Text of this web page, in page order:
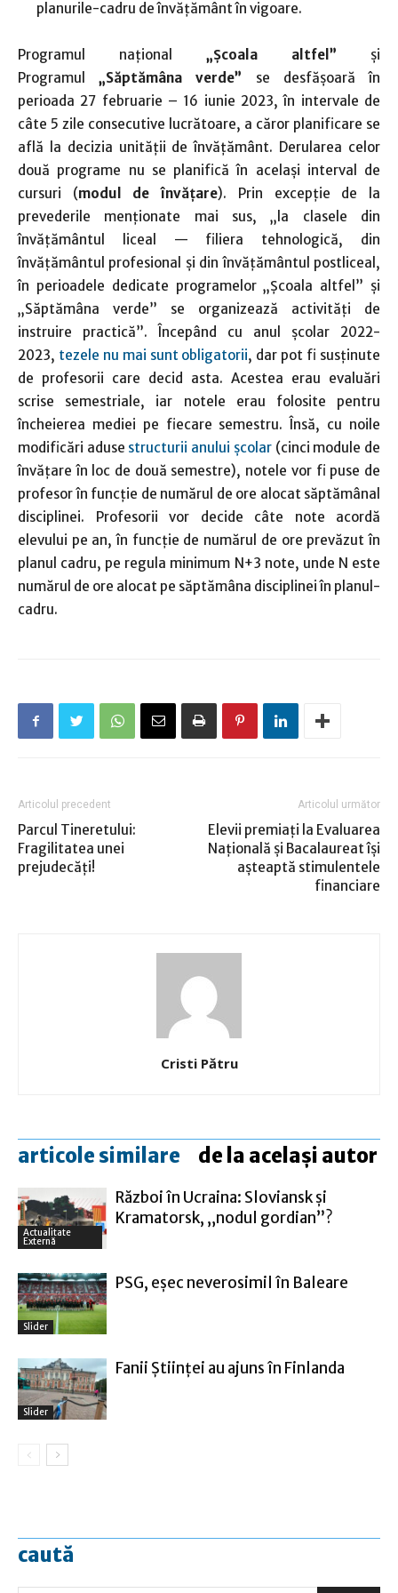
planurile-cadru de învățământ în vigoare.
Programul național „Școala altfel” și
Programul„Săptămâna verde” se desfășoară în
perioada 27 februarie – 16 iunie 2023, în intervale de
câte 5 zile consecutive lucrătoare, a căror planificare se
află la decizia unității de învățământ. Derularea celor
două programe nu se planifică în același interval de
cursuri (modul de învățare). Prin excepție de la
prevederile menționate mai sus, „la clasele din
învățământul liceal — filiera tehnologică, din
învățământul profesional și din învățământul postliceal,
în perioadele dedicate programelor „Școala altfel” și
„Săptămâna verde” se organizează activități de
instruire practică”. Începând cu anul școlar 2022-
2023, tezele nu mai sunt obligatorii, dar pot fi susținute
de profesorii care decid asta. Acestea erau evaluări
scrise semestriale, iar notele erau folosite pentru
încheierea mediei pe fiecare semestru. Însă, cu noile
modificări aduse structurii anului școlar(cinci module de
învățare în loc de două semestre), notele vor fi puse de
profesor în funcție de numărul de ore alocat săptămânal
disciplinei. Profesorii vor decide câte note acordă
elevului pe an, în funcție de numărul de ore prevăzut în
planul cadru, pe regula minimum N+3 note, unde N este
numărul de ore alocat pe săptămâna disciplinei în planul-
cadru.
Articolul precedent
Parcul Tineretului:
Fragilitatea unei
prejudecăţi!
Articolul următor
Elevii premiaţi la Evaluarea
Naţională şi Bacalaureat îşi
aşteaptă stimulentele
financiare
Cristi Pătru
articole similare de la același autor
Actualitate
Externă
Război în Ucraina: Sloviansk şi
Kramatorsk, „nodul gordian”?
Slider
PSG, eşec neverosimil în Baleare
Slider
Fanii Ştiinţei au ajuns în Finlanda
caută